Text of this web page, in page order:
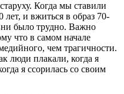
Когда мы ставили
лет, и вжиться в образ 70-
было трудно. Важно
что в самом начале
чем трагичности.
люди плакали, когда я
я ссорилась со своим